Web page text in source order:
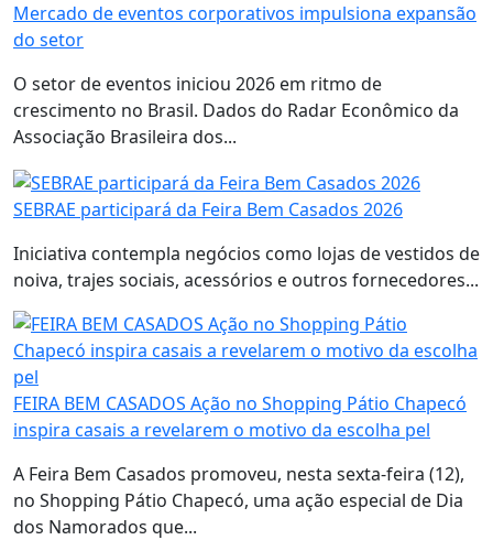
Mercado de eventos corporativos impulsiona expansão
do setor
O setor de eventos iniciou 2026 em ritmo de
crescimento no Brasil. Dados do Radar Econômico da
Associação Brasileira dos...
SEBRAE participará da Feira Bem Casados 2026
Iniciativa contempla negócios como lojas de vestidos de
noiva, trajes sociais, acessórios e outros fornecedores...
FEIRA BEM CASADOS Ação no Shopping Pátio Chapecó
inspira casais a revelarem o motivo da escolha pel
A Feira Bem Casados promoveu, nesta sexta-feira (12),
no Shopping Pátio Chapecó, uma ação especial de Dia
dos Namorados que...